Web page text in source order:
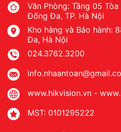
Văn Phòng: Tầng 05
Đống Đa, TP. Hà Nội
Kho hàng và Bảo hành:
Đa, Hà Nội
024.3762.3200
www.hikvision.vn -
MST: 0101295222